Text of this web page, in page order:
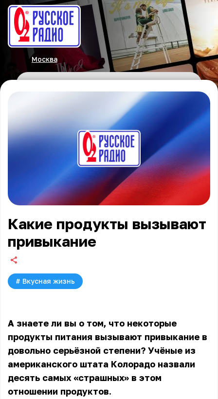
Москва
Какие продукты вызывают
привыкание
# Вкусная жизнь
А знаете ли вы о том, что некоторые
продукты питания вызывают привыкание в
довольно серьёзной степени? Учёные из
американского штата Колорадо назвали
десять самых «страшных» в этом
отношении продуктов.